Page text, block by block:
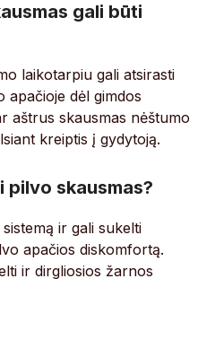
gali būti
laikotarpiu gali atsirasti
apačioje dėl gimdos
aštrus skausmas nėštumo
kreiptis į gydytoją.
skausmas?
ir gali sukelti
apačios diskomfortą.
ir dirgliosios žarnos